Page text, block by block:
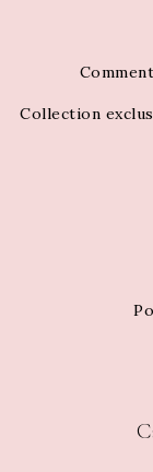
Collection